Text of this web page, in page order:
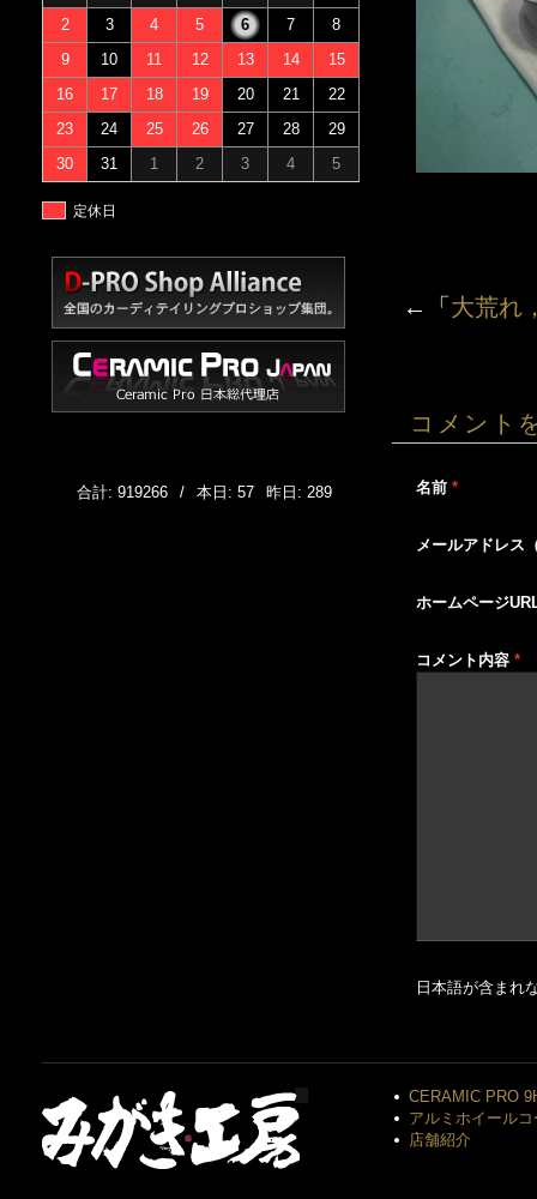
←「 大荒れ
コメント
名前 *
メールアドレス
ホームページ
コメント内容 *
日本語が含まれ
2
3 4 5 6 7
8
9
10 11 12 13 14
15
16
17 18 19 20 21
22
23
24 25 26 27 28
29
30
31 1 2 3 4 5
定休日
合計: 919266 / 本日: 57 昨日: 289
CERAMIC PRO
アルミホイール
店舗紹介